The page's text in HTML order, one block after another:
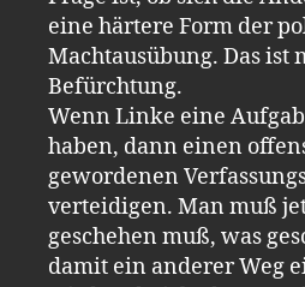
eine härtere Form der
Machtausübung. Das ist
Befürchtung.
Wenn Linke eine
haben, dann einen
gewordenen
verteidigen. Man muß
geschehen muß, was
damit ein anderer Weg